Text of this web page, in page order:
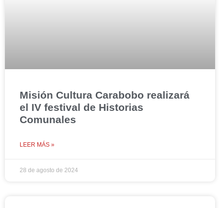
Misión Cultura Carabobo realizará
el IV festival de Historias
Comunales
LEER MÁS »
28 de agosto de 2024